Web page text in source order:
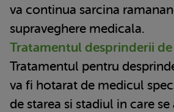
va continua sarcina
supraveghere medicala.
Tratamentul desprinderii
Tratamentul pentru
va fi hotarat de medicul
de starea si stadiul in care